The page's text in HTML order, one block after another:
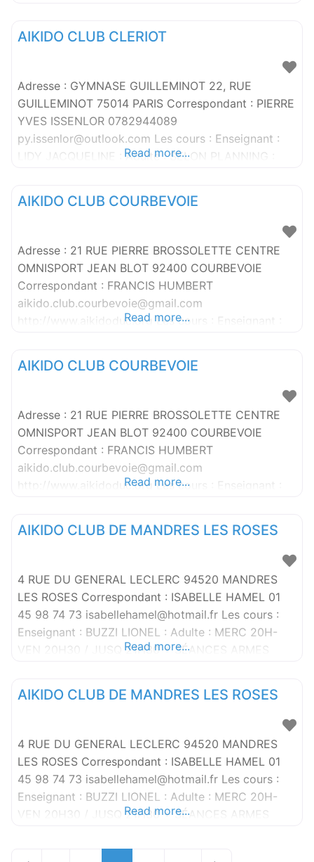
EN LSF
AIKIDO CLUB CLERIOT
Adresse : GYMNASE GUILLEMINOT 22, RUE
GUILLEMINOT 75014 PARIS Correspondant : PIERRE
YVES ISSENLOR 0782944089
py.issenlor@outlook.com Les cours : Enseignant :
LIDY JACQUELINE : Adulte : SELON PLANNING :
EN LSF
Read more...
AIKIDO CLUB COURBEVOIE
Adresse : 21 RUE PIERRE BROSSOLETTE CENTRE
OMNISPORT JEAN BLOT 92400 COURBEVOIE
Correspondant : FRANCIS HUMBERT
aikido.club.courbevoie@gmail.com
http://www.aikidoduc.org Les cours : Enseignant :
Enseignant : ALLAF BASHAR : Enfant : SAMEDI
ENFANTS 9-10H30, SAMEDI ADULTES10H30-12H :
Enseignant : MOUBARAK MAROUN : Enfant :
SAMEDI ENFANTS
Read more...
AIKIDO CLUB COURBEVOIE
Adresse : 21 RUE PIERRE BROSSOLETTE CENTRE
OMNISPORT JEAN BLOT 92400 COURBEVOIE
Correspondant : FRANCIS HUMBERT
aikido.club.courbevoie@gmail.com
http://www.aikidoduc.org Les cours : Enseignant :
Enseignant : ALLAF BASHAR : Enfant : SAMEDI
ENFANTS 9-10H30, SAMEDI ADULTES10H30-12H :
Enseignant : MOUBARAK MAROUN : Enfant :
SAMEDI ENFANTS
Read more...
AIKIDO CLUB DE MANDRES LES ROSES
4 RUE DU GENERAL LECLERC 94520 MANDRES
LES ROSES Correspondant : ISABELLE HAMEL 01
45 98 74 73 isabellehamel@hotmail.fr Les cours :
Enseignant : BUZZI LIONEL : Adulte : MERC 20H-
VEN 20H30 / JUSQ 21H30 + SÉANCES ARMES
Read more...
AIKIDO CLUB DE MANDRES LES ROSES
4 RUE DU GENERAL LECLERC 94520 MANDRES
LES ROSES Correspondant : ISABELLE HAMEL 01
45 98 74 73 isabellehamel@hotmail.fr Les cours :
Enseignant : BUZZI LIONEL : Adulte : MERC 20H-
VEN 20H30 / JUSQ 21H30 + SÉANCES ARMES
Read more...